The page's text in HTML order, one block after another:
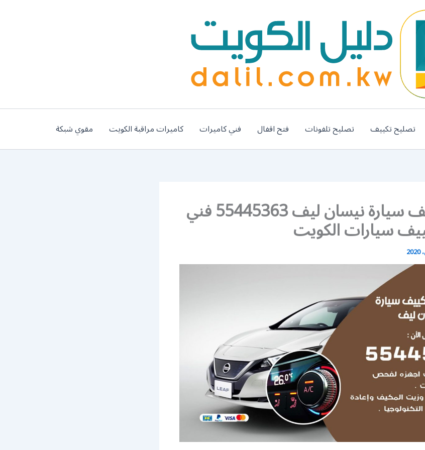
تصليح تكييف تصليح تلفونات فتح اقفال فني كاميرات كاميرات مراقبة الكويت مقوي شبكة
تصليح مكيف سيارة نيسان ليف 55445363 فني
سيارات الكويت